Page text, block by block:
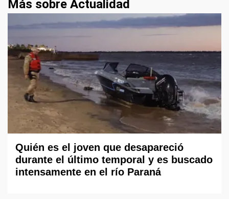
Más sobre Actualidad
Quién es el joven que desapareció
durante el último temporal y es buscado
intensamente en el río Paraná